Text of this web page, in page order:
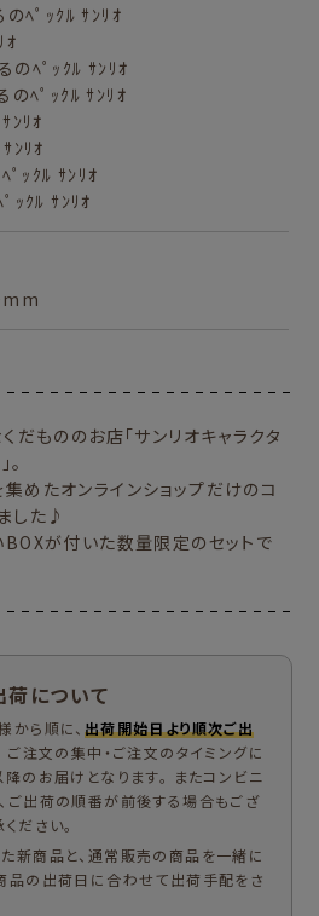
のﾍﾟｯｸﾙ ｻﾝﾘｵ
ｵ
のﾍﾟｯｸﾙ ｻﾝﾘｵ
のﾍﾟｯｸﾙ ｻﾝﾘｵ
ﾝﾘｵ
ﾝﾘｵ
ﾟｯｸﾙ ｻﾝﾘｵ
ｯｸﾙ ｻﾝﾘｵ
だもののお店「サンリオキャラクタ
めたオンラインショップだけのコ
した♪
が付いた数量限定のセットで
荷について
から順に、 出荷開始日より順次ご出
ご注文の集中・ご注文のタイミングに
のお届けとなります。 またコンビニ
ご出荷の順番が前後する場合もござ
ださい。
新商品と、通常販売の商品を一緒に
品の出荷日に合わせて出荷手配をさ